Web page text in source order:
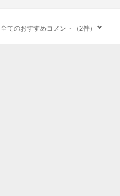
全てのおすすめコメント（2件）